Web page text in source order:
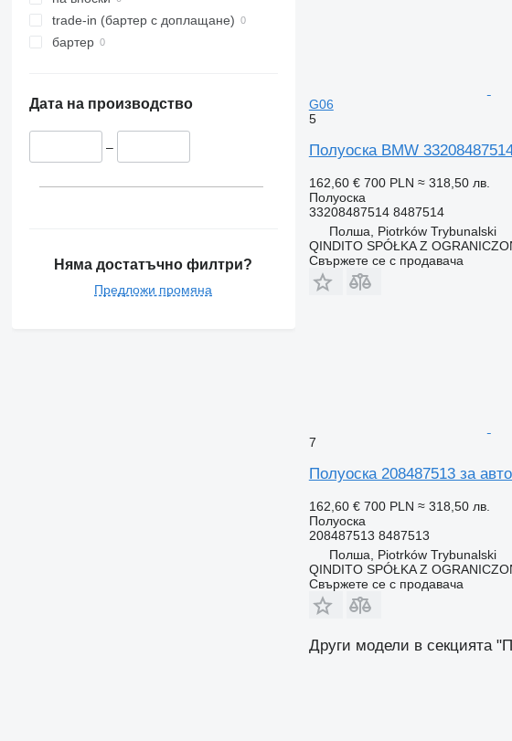
trade-in (бартер с доплащане)
бартер
Дата на производство
–
Няма достатъчно филтри?
Предложи промяна
G06
5
Полуоска BMW
162,60 € 700 PLN ≈ 318,50 лв.
Полуоска
33208487514 8487514
Полша, Piotrków Trybunalski
QINDITO SPÓŁKA Z
Свържете се с продавача
7
Полуоска 208487513 за
162,60 € 700 PLN ≈ 318,50 лв.
Полуоска
208487513 8487513
Полша, Piotrków Trybunalski
QINDITO SPÓŁKA Z
Свържете се с продавача
Други модели в секцията